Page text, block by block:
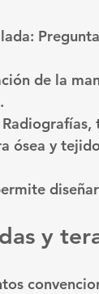
:
de la
Radiografías,
ósea y
y